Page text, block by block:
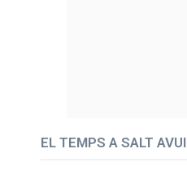
EL TEMPS A SALT AVUI